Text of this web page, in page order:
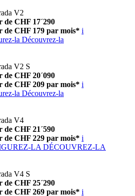
V2
de CHF 17´290
de CHF 179 par mois* i
la Découvrez-la
V2 S
de CHF 20´090
de CHF 209 par mois* i
la Découvrez-la
V4
de CHF 21´590
de CHF 229 par mois* i
LA DÉCOUVREZ-LA
V4 S
de CHF 25´290
de CHF 269 par mois* i